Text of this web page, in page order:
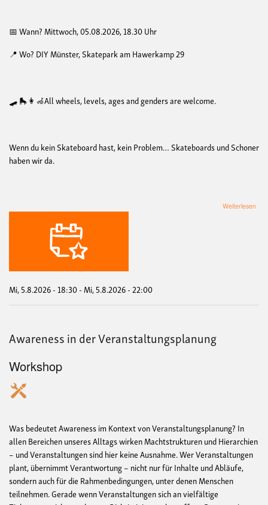
📅 Wann? Mittwoch, 05.08.2026, 18.30 Uhr
📍 Wo? DIY Münster, Skatepark am Hawerkamp 29
🛹 🛼👩‍🦽All wheels, levels, ages and genders are welcome.
Wenn du kein Skateboard hast, kein Problem… Skateboards und Schoner
haben wir da.
Weiterlesen
Mi, 5.8.2026 - 18:30-Mi, 5.8.2026 - 22:00
Awareness in der Veranstaltungsplanung
Workshop
Was bedeutet Awareness im Kontext von Veranstaltungsplanung? In
allen Bereichen unseres Alltags wirken Machtstrukturen und Hierarchien
– und Veranstaltungen sind hier keine Ausnahme. Wer Veranstaltungen
plant, übernimmt Verantwortung – nicht nur für Inhalte und Abläufe,
sondern auch für die Rahmenbedingungen, unter denen Menschen
teilnehmen. Gerade wenn Veranstaltungen sich an vielfältige